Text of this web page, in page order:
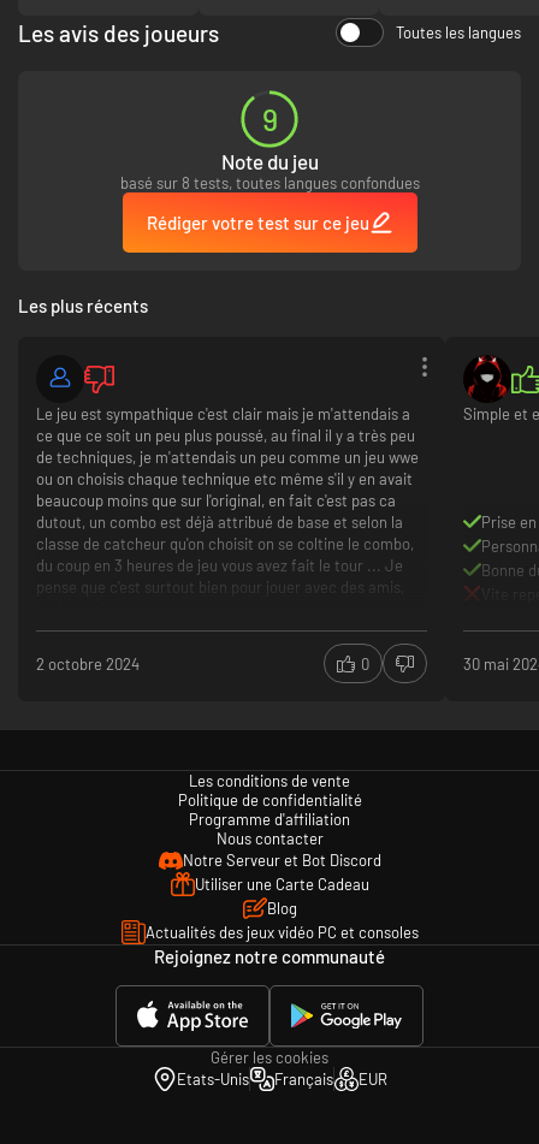
Les avis des joueurs Toutes les langues
9
Note du jeu
basé sur 8 tests, toutes langues confondues
Rédiger votre test sur ce jeu
Les plus récents
Le jeu est sympathique c'est clair mais je m'attendais a
ce que ce soit un peu plus poussé, au final il y a très peu
de techniques, je m'attendais un peu comme un jeu wwe
ou on choisis chaque technique etc même s'il y en avait
beaucoup moins que sur l'original, en fait c'est pas ca
dutout, un combo est déjà attribué de base et selon la
classe de catcheur qu'on choisit on se coltine le combo,
du coup en 3 heures de jeu vous avez fait le tour ... Je
pense que c'est surtout bien pour jouer avec des amis,
Multi doit être fun
répétitif
2 octobre 2024 0
Simple et
Prise
Bonne
30 mai
Les conditions de vente
Politique de confidentialité
Programme d'affiliation
Nous contacter
Notre Serveur et Bot Discord
Utiliser une Carte Cadeau
Blog
Actualités des jeux vidéo PC et consoles
Rejoignez notre communauté
Gérer les cookies
Etats-Unis
Français EUR